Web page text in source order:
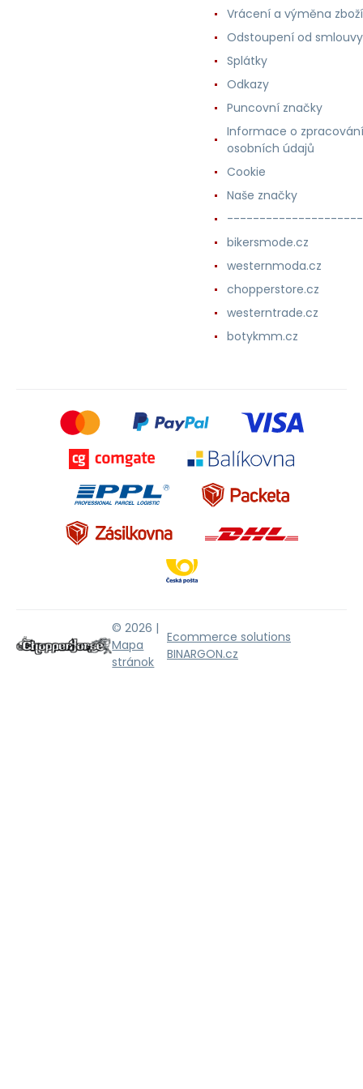
Vrácení a výměna zboží
Odstoupení od smlouvy
Splátky
Odkazy
Puncovní značky
Informace o zpracování
osobních údajů
Cookie
Naše značky
bikersmode.cz
westernmoda.cz
chopperstore.cz
westerntrade.cz
botykmm.cz
© 2026 |
Mapa
stránok
Ecommerce solutions
BINARGON.cz